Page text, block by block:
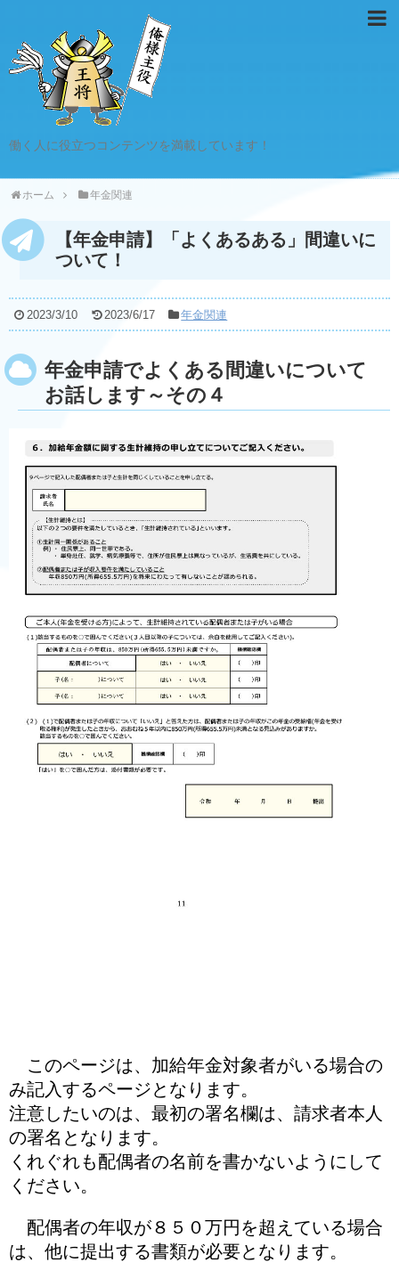
働く人に役立つコンテンツを満載しています！
ホーム 年金関連
【年金申請】「よくあるある」間違いに
ついて！
2023/3/10 2023/6/17 年金関連
年金申請でよくある間違いについて
お話します～その４
このページは、加給年金対象者がいる場合の
み記入するページとなります。
注意したいのは、最初の署名欄は、請求者本人
の署名となります。
くれぐれも配偶者の名前を書かないようにして
ください。
配偶者の年収が８５０万円を超えている場合
は、他に提出する書類が必要となります。